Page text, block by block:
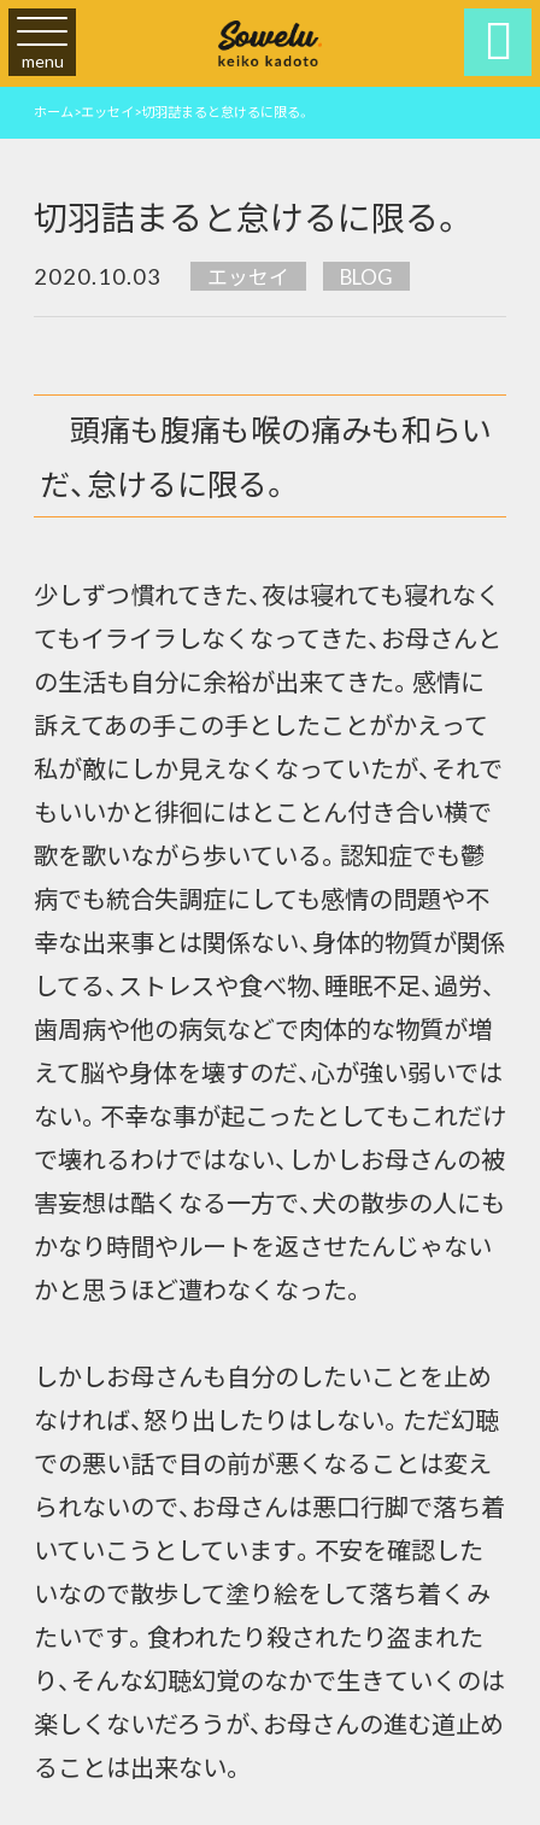
menu 
ホーム>エッセイ>切羽詰まると怠けるに限る。
切羽詰まると怠けるに限る。
2020.10.03 エッセイ BLOG
頭痛も腹痛も喉の痛みも和らい
だ、怠けるに限る。
少しずつ慣れてきた、夜は寝れても寝れなく
てもイライラしなくなってきた、お母さんと
の生活も自分に余裕が出来てきた。感情に
訴えてあの手この手としたことがかえって
私が敵にしか見えなくなっていたが、それで
もいいかと徘徊にはとことん付き合い横で
歌を歌いながら歩いている。認知症でも鬱
病でも統合失調症にしても感情の問題や不
幸な出来事とは関係ない、身体的物質が関係
してる、ストレスや食べ物、睡眠不足、過労、
歯周病や他の病気などで肉体的な物質が増
えて脳や身体を壊すのだ、心が強い弱いでは
ない。不幸な事が起こったとしてもこれだけ
で壊れるわけではない、しかしお母さんの被
害妄想は酷くなる一方で、犬の散歩の人にも
かなり時間やルートを返させたんじゃない
かと思うほど遭わなくなった。
しかしお母さんも自分のしたいことを止め
なければ、怒り出したりはしない。ただ幻聴
での悪い話で目の前が悪くなることは変え
られないので、お母さんは悪口行脚で落ち着
いていこうとしています。不安を確認した
いなので散歩して塗り絵をして落ち着くみ
たいです。食われたり殺されたり盗まれた
り、そんな幻聴幻覚のなかで生きていくのは
楽しくないだろうが、お母さんの進む道止め
ることは出来ない。